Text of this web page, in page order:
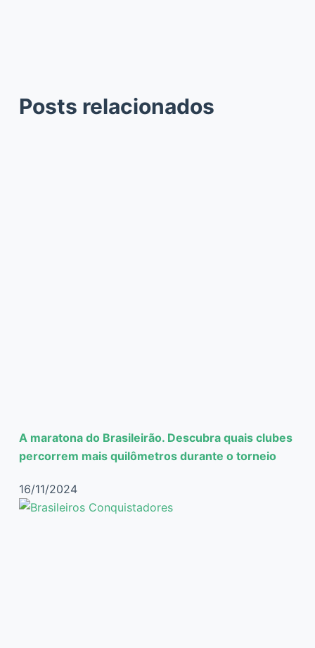
Posts relacionados
A maratona do Brasileirão. Descubra quais clubes
percorrem mais quilômetros durante o torneio
16/11/2024